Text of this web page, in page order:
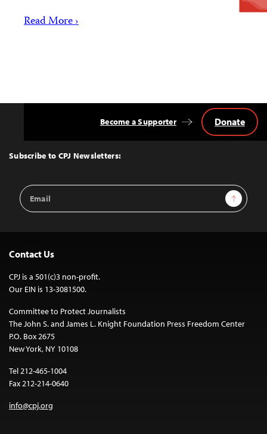
Read More ›
Top
Subscribe to CPJ Newsletters:
Email
Address
Sign Up
Become a Supporter Donate
Contact Us
CPJ is a 501(c)3 non-profit.
Our EIN is 13-3081500.
Committee to Protect Journalists
The John S. and James L. Knight Foundation Press Freedom Center
P.O. Box 2675
New York, NY 10108
Tel 212-465-1004
Fax 212-214-0640
info@cpj.org